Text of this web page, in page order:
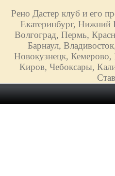
Рено Дастер клуб и его
Екатеринбург, Нижний
Волгоград, Пермь,
Барнаул,
Новокузнецк,
Киров, Чебоксары,